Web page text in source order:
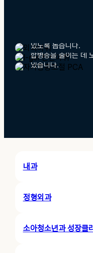
있도록 돕습니다.
없이 기도 확보가 가
합병증을 줄이는 데
회복 과정에서의 통
있습니다.
내과
정형외과
소아청소년과 성장클